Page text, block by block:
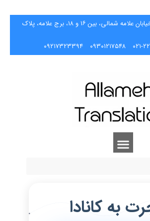
📍 تهران، سعادت‌آباد، خیابان علامه شمالی، بین ۱۶ و ۱۸، برج علامه، پلاک
۰۹۳۰۱۲۱۷۵۴۸ ۰۹۲۱۷۳۲۳۳۹۴
به کانادا